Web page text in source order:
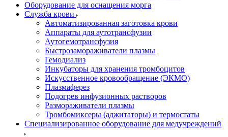
Оборудование для оснащения морга
Служба крови
Автоматизированная заготовка крови
Аппараты для аутотрансфузии
Аутогемотрансфузия
Быстрозамораживатели плазмы
Гемодиализ
Инкубаторы для хранения тромбоцитов
Искусственное кровообращение (ЭКМО)
Плазмаферез
Подогрев инфузионных растворов
Размораживатели плазмы
Тромбомиксеры (аджитаторы) и термостаты
Специализированное оборудование для медучреждений